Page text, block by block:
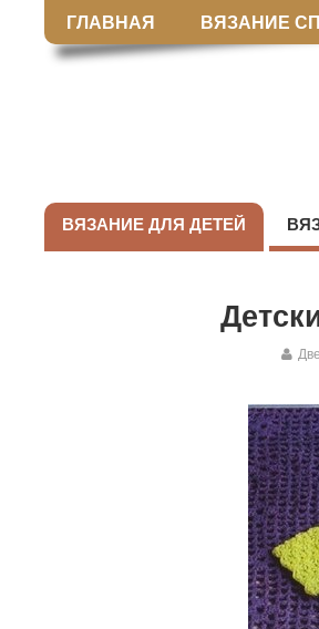
ГЛАВНАЯ ВЯЗАНИЕ
ВЯЗАНИЕ ДЛЯ ДЕТЕЙ